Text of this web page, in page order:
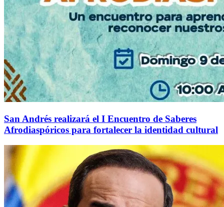
San Andrés realizará el I Encuentro de Saberes
Afrodiaspóricos para fortalecer la identidad cultural